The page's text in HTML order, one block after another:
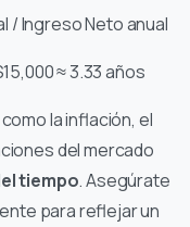
/ Ingreso Neto anual
≈ 3.33 años
la inflación, el
del mercado
tiempo. Asegúrate
para reflejar un